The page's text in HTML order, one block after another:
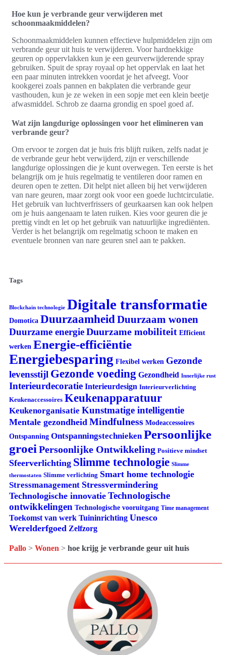
Hoe kun je verbrande geur verwijderen met
schoonmaakmiddelen?
Schoonmaakmiddelen kunnen effectieve hulpmiddelen zijn om
verbrande geur uit huis te verwijderen. Voor hardnekkige
geuren op oppervlakken kun je een geurverwijderende spray
gebruiken. Spuit de spray royaal op het oppervlak en laat het
een paar minuten intrekken voordat je het afveegt. Voor
kookgerei zoals pannen en bakplaten die verbrande geur
vasthouden, kun je ze weken in een sopje met een klein beetje
afwasmiddel. Schrob ze daarna grondig en spoel goed af.
Wat zijn langdurige oplossingen voor het elimineren van
verbrande geur?
Om ervoor te zorgen dat je huis fris blijft ruiken, zelfs nadat je
de verbrande geur hebt verwijderd, zijn er verschillende
langdurige oplossingen die je kunt overwegen. Ten eerste is het
belangrijk om je huis regelmatig te ventileren door ramen en
deuren open te zetten. Dit helpt niet alleen bij het verwijderen
van nare geuren, maar zorgt ook voor een goede luchtcirculatie.
Het gebruik van luchtverfrissers of geurkaarsen kan ook helpen
om je huis aangenaam te laten ruiken. Kies voor geuren die je
prettig vindt en let op het gebruik van natuurlijke ingrediënten.
Verder is het belangrijk om regelmatig schoon te maken en
eventuele bronnen van nare geuren snel aan te pakken.
Tags
Blockchain technologie Digitale transformatie
Domotica Duurzaamheid Duurzaam wonen
Duurzame energieDuurzame mobiliteit Efficient
werken Energie-efficiëntie
Energiebesparing Flexibel werken Gezonde
levensstijl Gezonde voeding Gezondheid Innerlijke rust
Interieurdecoratie Interieurdesign Interieurverlichting
Keukenaccessoires Keukenapparatuur
Keukenorganisatie Kunstmatige intelligentie
Mentale gezondheid Mindfulness Modeaccessoires
Ontspanning Ontspanningstechnieken Persoonlijke
groei Persoonlijke Ontwikkeling Positieve mindset
Sfeerverlichting Slimme technologie Slimme
thermostaten Slimme verlichting Smart home technologie
Stressmanagement Stressvermindering
Technologische innovatie Technologische
ontwikkelingen Technologische vooruitgang Time management
Toekomst van werk Tuininrichting Unesco
Werelderfgoed Zelfzorg
Pallo > Wonen > hoe krijg je verbrande geur uit huis